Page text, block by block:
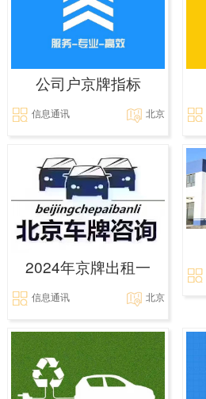
公司户京牌指标
信息通讯 北京
2024年京牌出租一
信息通讯 北京